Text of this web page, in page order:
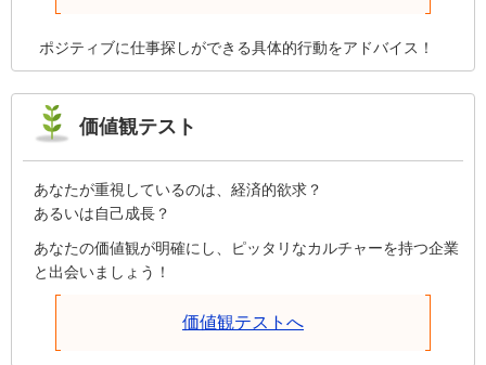
ポジティブに仕事探しができる具体的行動をアドバイス！
価値観テスト
あなたが重視しているのは、経済的欲求？
あるいは自己成長？
あなたの価値観が明確にし、ピッタリなカルチャーを持つ企業
と出会いましょう！
価値観テストへ